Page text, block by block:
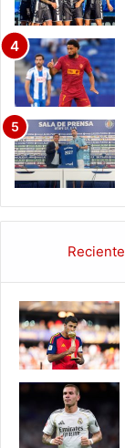
Reciente